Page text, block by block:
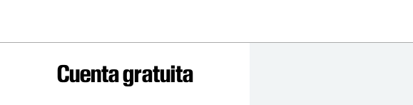
Cuenta gratuita